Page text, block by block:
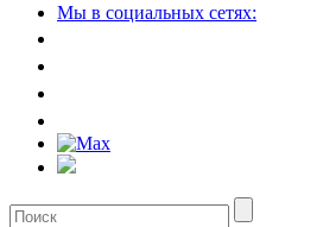
Мы в социальных сетях: